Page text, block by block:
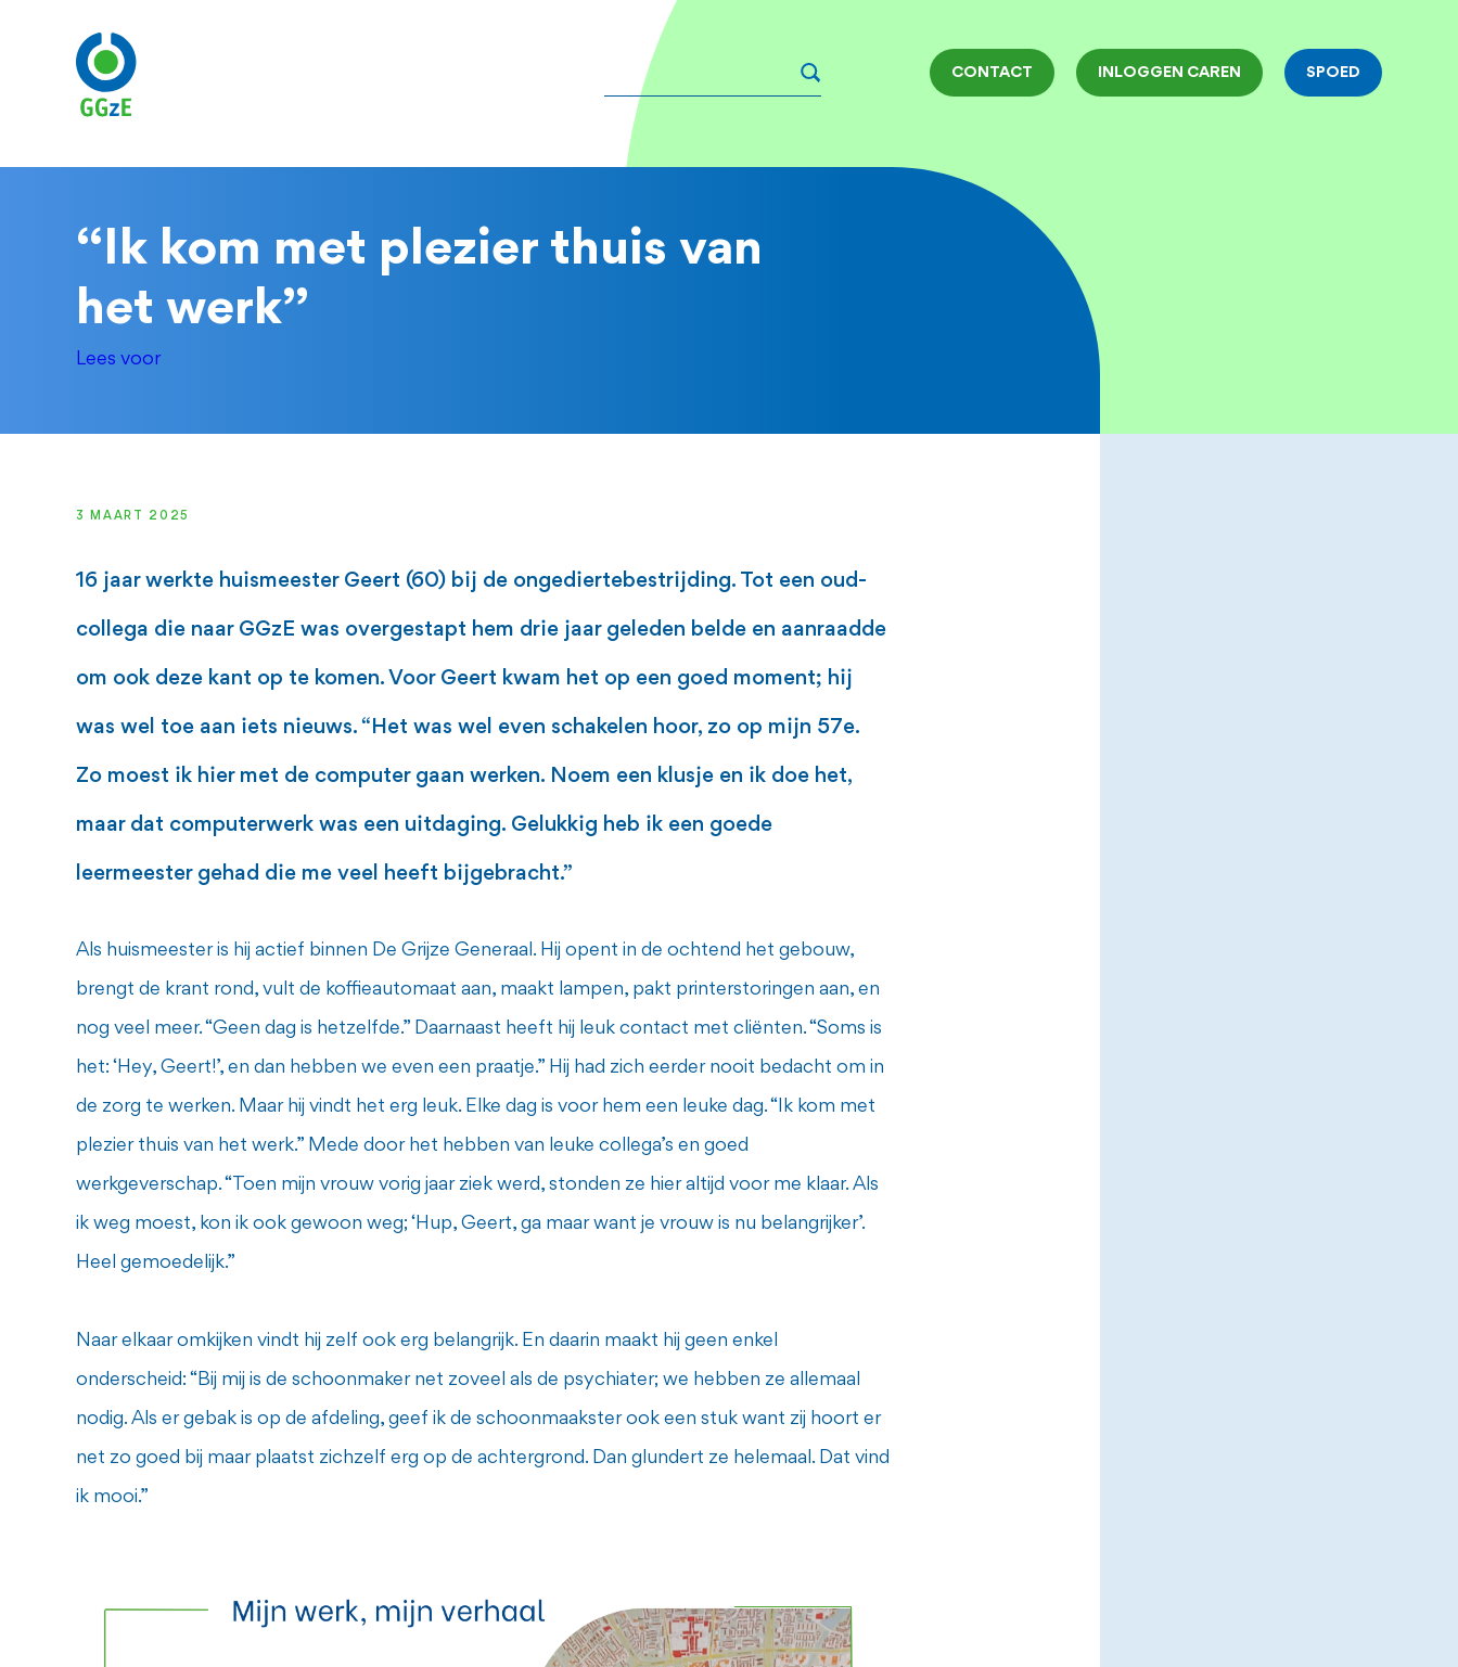
Zoeken CONTACT INLOGGEN CAREN SPOED
Lees voor
“Ik kom met plezier thuis van
het werk”
3 MAART 2025
16 jaar werkte huismeester Geert (60) bij de ongediertebestrijding. Tot een oud-
collega die naar GGzE was overgestapt hem drie jaar geleden belde en aanraadde
om ook deze kant op te komen. Voor Geert kwam het op een goed moment; hij
was wel toe aan iets nieuws. “Het was wel even schakelen hoor, zo op mijn 57e.
Zo moest ik hier met de computer gaan werken. Noem een klusje en ik doe het,
maar dat computerwerk was een uitdaging. Gelukkig heb ik een goede
leermeester gehad die me veel heeft bijgebracht.”
Als huismeester is hij actief binnen De Grijze Generaal. Hij opent in de ochtend het gebouw,
brengt de krant rond, vult de koffieautomaat aan, maakt lampen, pakt printerstoringen aan, en
nog veel meer. “Geen dag is hetzelfde.” Daarnaast heeft hij leuk contact met cliënten. “Soms is
het: ‘Hey, Geert!’, en dan hebben we even een praatje.” Hij had zich eerder nooit bedacht om in
de zorg te werken. Maar hij vindt het erg leuk. Elke dag is voor hem een leuke dag. “Ik kom met
plezier thuis van het werk.” Mede door het hebben van leuke collega’s en goed
werkgeverschap. “Toen mijn vrouw vorig jaar ziek werd, stonden ze hier altijd voor me klaar. Als
ik weg moest, kon ik ook gewoon weg; ‘Hup, Geert, ga maar want je vrouw is nu belangrijker’.
Heel gemoedelijk.”
Naar elkaar omkijken vindt hij zelf ook erg belangrijk. En daarin maakt hij geen enkel
onderscheid: “Bij mij is de schoonmaker net zoveel als de psychiater; we hebben ze allemaal
nodig. Als er gebak is op de afdeling, geef ik de schoonmaakster ook een stuk want zij hoort er
net zo goed bij maar plaatst zichzelf erg op de achtergrond. Dan glundert ze helemaal. Dat vind
ik mooi.”